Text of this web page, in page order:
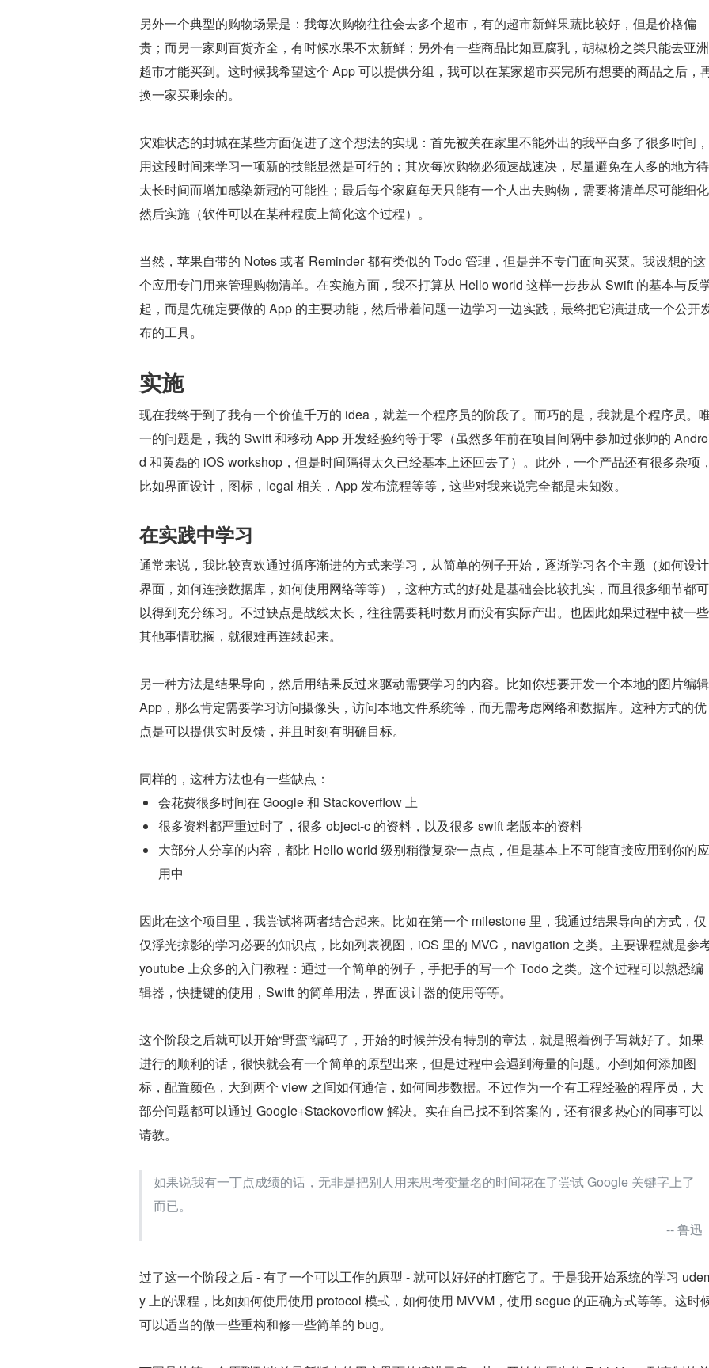
另外一个典型的购物场景是：我每次购物往往会去多个超市，有的超市新鲜果蔬比较好，但是价格偏
贵；而另一家则百货齐全，有时候水果不太新鲜；另外有一些商品比如豆腐乳，胡椒粉之类只能去亚洲
超市才能买到。这时候我希望这个 App 可以提供分组，我可以在某家超市买完所有想要的商品之后，
换一家买剩余的。
灾难状态的封城在某些方面促进了这个想法的实现：首先被关在家里不能外出的我平白多了很多时间，
用这段时间来学习一项新的技能显然是可行的；其次每次购物必须速战速决，尽量避免在人多的地方待
太长时间而增加感染新冠的可能性；最后每个家庭每天只能有一个人出去购物，需要将清单尽可能细化
然后实施（软件可以在某种程度上简化这个过程）。
当然，苹果自带的 Notes 或者 Reminder 都有类似的 Todo 管理，但是并不专门面向买菜。我设想的这
个应用专门用来管理购物清单。在实施方面，我不打算从 Hello world 这样一步步从 Swift 的基本与反
起，而是先确定要做的 App 的主要功能，然后带着问题一边学习一边实践，最终把它演进成一个公开
布的工具。
实施
现在我终于到了我有一个价值千万的 idea，就差一个程序员的阶段了。而巧的是，我就是个程序员。
一的问题是，我的 Swift 和移动 App 开发经验约等于零（虽然多年前在项目间隔中参加过张帅的
d 和黄磊的 iOS workshop，但是时间隔得太久已经基本上还回去了）。此外，一个产品还有很多杂项
比如界面设计，图标，legal 相关，App 发布流程等等，这些对我来说完全都是未知数。
在实践中学习
通常来说，我比较喜欢通过循序渐进的方式来学习，从简单的例子开始，逐渐学习各个主题（如何设计
界面，如何连接数据库，如何使用网络等等），这种方式的好处是基础会比较扎实，而且很多细节都可
以得到充分练习。不过缺点是战线太长，往往需要耗时数月而没有实际产出。也因此如果过程中被一些
其他事情耽搁，就很难再连续起来。
另一种方法是结果导向，然后用结果反过来驱动需要学习的内容。比如你想要开发一个本地的图片编辑
App，那么肯定需要学习访问摄像头，访问本地文件系统等，而无需考虑网络和数据库。这种方式的优
点是可以提供实时反馈，并且时刻有明确目标。
同样的，这种方法也有一些缺点：
会花费很多时间在 Google 和 Stackoverflow 上
很多资料都严重过时了，很多 object-c 的资料，以及很多 swift 老版本的资料
大部分人分享的内容，都比 Hello world 级别稍微复杂一点点，但是基本上不可能直接应用到你的应
用中
因此在这个项目里，我尝试将两者结合起来。比如在第一个 milestone 里，我通过结果导向的方式，仅
仅浮光掠影的学习必要的知识点，比如列表视图，iOS 里的 MVC，navigation 之类。主要课程就是参
youtube 上众多的入门教程：通过一个简单的例子，手把手的写一个 Todo 之类。这个过程可以熟悉编
辑器，快捷键的使用，Swift 的简单用法，界面设计器的使用等等。
这个阶段之后就可以开始“野蛮”编码了，开始的时候并没有特别的章法，就是照着例子写就好了。如果
进行的顺利的话，很快就会有一个简单的原型出来，但是过程中会遇到海量的问题。小到如何添加图
标，配置颜色，大到两个 view 之间如何通信，如何同步数据。不过作为一个有工程经验的程序员，大
部分问题都可以通过 Google+Stackoverflow 解决。实在自己找不到答案的，还有很多热心的同事可以
请教。
如果说我有一丁点成绩的话，无非是把别人用来思考变量名的时间花在了尝试 Google 关键字上了
而已。
-- 鲁迅
过了这一个阶段之后 - 有了一个可以工作的原型 - 就可以好好的打磨它了。于是我开始系统的学习
y 上的课程，比如如何使用使用 protocol 模式，如何使用 MVVM，使用 segue 的正确方式等等。这时
可以适当的做一些重构和修一些简单的 bug。